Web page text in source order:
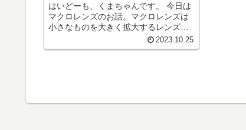
はいどーも、くまちゃんです。 今日は
マクロレンズのお話。マクロレンズは
小さなものを大きく拡大するレンズで
はあります。 それを使うことで、カメ
ラマンが一気に成長してしまう？！ 最
2023.10.25